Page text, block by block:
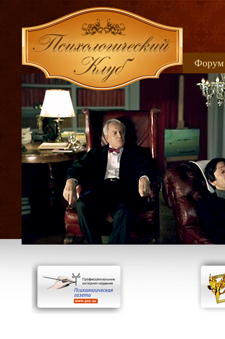
Форум